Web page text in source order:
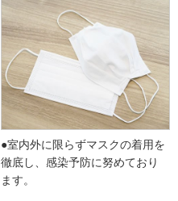
●室内外に限らずマスクの着用を
徹底し、感染予防に努めており
ます。